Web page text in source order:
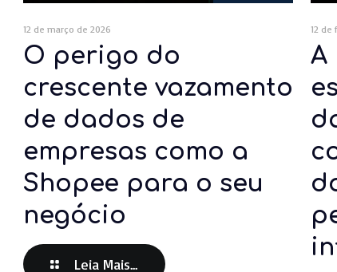
12 de março de 2026
O perigo do
crescente vazamento
de dados de
empresas como a
Shopee para o seu
negócio
Leia Mais...
12
A